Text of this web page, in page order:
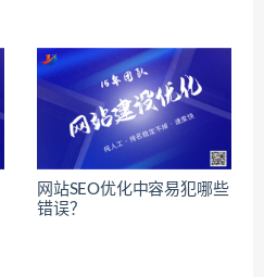
网站SEO优化中容易犯哪些
错误？